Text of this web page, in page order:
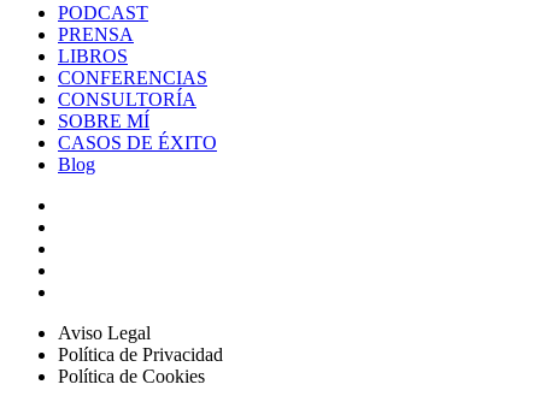
PODCAST
PRENSA
LIBROS
CONFERENCIAS
CONSULTORÍA
SOBRE MÍ
CASOS DE ÉXITO
Blog
Aviso Legal
Política de Privacidad
Política de Cookies